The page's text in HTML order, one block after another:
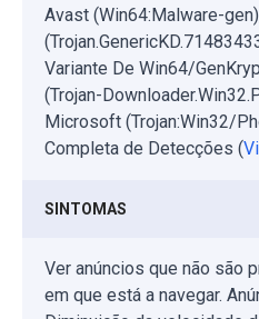
Avast (Win64:Malware-
Variante De Win64/
(Trojan-
Microsoft (Trojan:Win32/
Completa de Detecções (
SINTOMAS
Ver anúncios que não são
em que está a navegar.